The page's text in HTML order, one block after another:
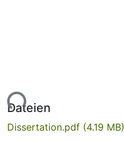
Lade...
Dateien
Dissertation.pdf (4.19 MB)